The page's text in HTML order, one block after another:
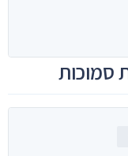
סמוכות